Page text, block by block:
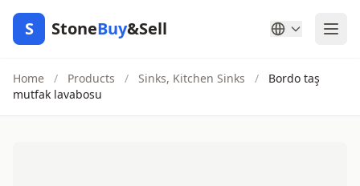
S StoneBuy&Sell
Home / Products / Sinks, Kitchen Sinks /
Bordo taş
mutfak lavabosu